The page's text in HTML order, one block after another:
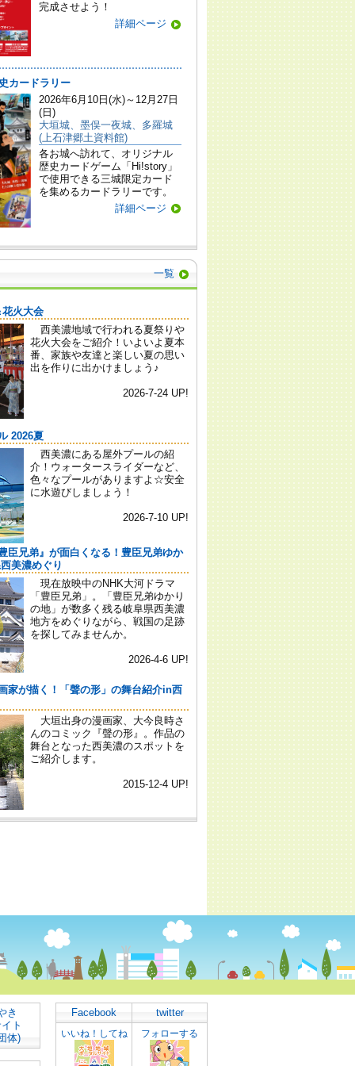
き
ト
体)
Facebook
いいね！してね
twitter
フォローする